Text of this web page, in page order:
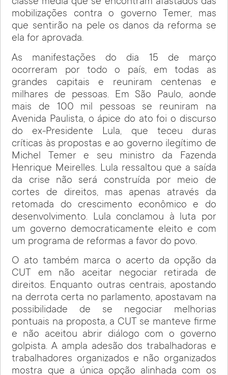
mobilizações contra o governo Temer, mas
que sentirão na pele os danos da reforma se
ela for aprovada.
As manifestações do dia 15 de março
ocorreram por todo o país, em todas as
grandes capitais e reuniram centenas e
milhares de pessoas. Em São Paulo, aonde
mais de 100 mil pessoas se reuniram na
Avenida Paulista, o ápice do ato foi o discurso
do ex-Presidente Lula, que teceu duras
críticas às propostas e ao governo ilegítimo de
Michel Temer e seu ministro da Fazenda
Henrique Meirelles. Lula ressaltou que a saída
da crise não será construída por meio de
cortes de direitos, mas apenas através da
retomada do crescimento econômico e do
desenvolvimento. Lula conclamou à luta por
um governo democraticamente eleito e com
um programa de reformas a favor do povo.
O ato também marca o acerto da opção da
CUT em não aceitar negociar retirada de
direitos. Enquanto outras centrais, apostando
na derrota certa no parlamento, apostavam na
possibilidade de se negociar melhorias
pontuais na proposta, a CUT se manteve firme
e não aceitou abrir diálogo com o governo
golpista. A ampla adesão dos trabalhadoras e
trabalhadores organizados e não organizados
mostra que a única opção alinhada com os